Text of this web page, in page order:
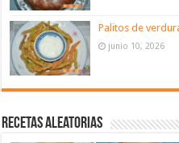
Palitos de
junio 10, 2026
Recetas aleatorias